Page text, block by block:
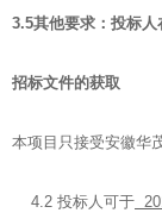
3.5其他要求：投标人
招标文件的获取
本项目只接受安徽华
4.2 投标人可于